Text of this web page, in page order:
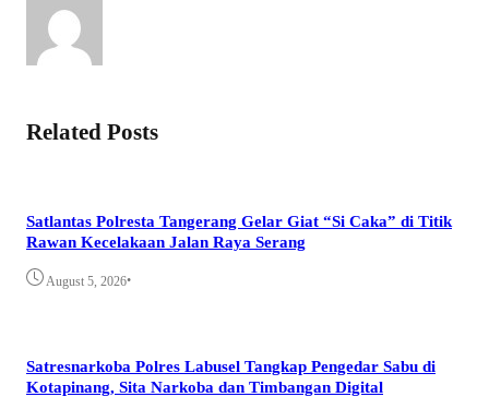
Related Posts
Satlantas Polresta Tangerang Gelar Giat “Si Caka” di Titik
Rawan Kecelakaan Jalan Raya Serang
August 5, 2026•
Satresnarkoba Polres Labusel Tangkap Pengedar Sabu di
Kotapinang, Sita Narkoba dan Timbangan Digital